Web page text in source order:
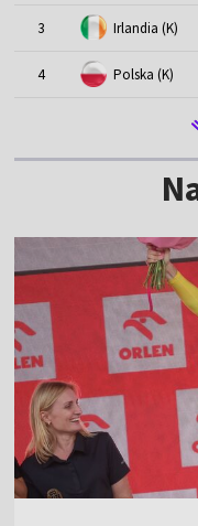
3 Irlandia (K)
4 Polska (K)